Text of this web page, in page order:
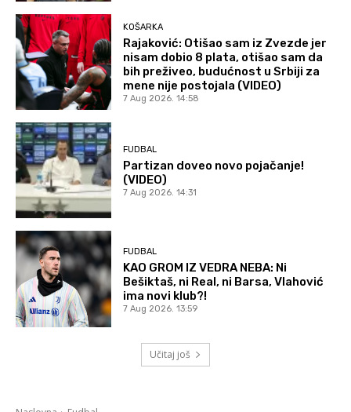
KOŠARKA
Rajaković: Otišao sam iz Zvezde jer
nisam dobio 8 plata, otišao sam da
bih preživeo, budućnost u Srbiji za
mene nije postojala (VIDEO)
7 Aug 2026. 14:58
FUDBAL
Partizan doveo novo pojačanje!
(VIDEO)
7 Aug 2026. 14:31
FUDBAL
KAO GROM IZ VEDRA NEBA: Ni
Bešiktaš, ni Real, ni Barsa, Vlahović
ima novi klub?!
7 Aug 2026. 13:59
Učitaj još